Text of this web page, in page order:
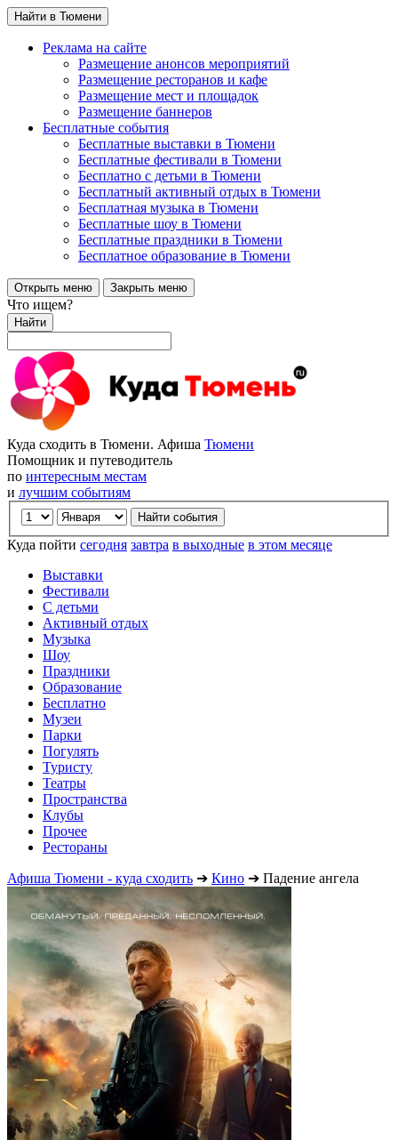
Найти в Тюмени
Реклама на сайте
Размещение анонсов мероприятий
Размещение ресторанов и кафе
Размещение мест и площадок
Размещение баннеров
Бесплатные события
Бесплатные выставки в Тюмени
Бесплатные фестивали в Тюмени
Бесплатно с детьми в Тюмени
Бесплатный активный отдых в Тюмени
Бесплатная музыка в Тюмени
Бесплатные шоу в Тюмени
Бесплатные праздники в Тюмени
Бесплатное образование в Тюмени
Открыть меню Закрыть меню
Что ищем?
Найти
Куда сходить в Тюмени. Афиша Тюмени
Помощник и путеводитель
по интересным местам
и лучшим событиям
Куда пойти сегодня завтра в выходные в этом месяце
Выставки
Фестивали
С детьми
Активный отдых
Музыка
Шоу
Праздники
Образование
Бесплатно
Музеи
Парки
Погулять
Туристу
Театры
Пространства
Клубы
Прочее
Рестораны
Афиша Тюмени - куда сходить ➔ Кино ➔ Падение ангела